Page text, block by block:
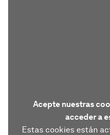
Acepte nuestras
acceder a
Estas cookies están